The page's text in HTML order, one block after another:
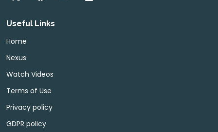
Useful Links
Home
Nexus
Watch Videos
Terms of Use
Privacy policy
GDPR policy